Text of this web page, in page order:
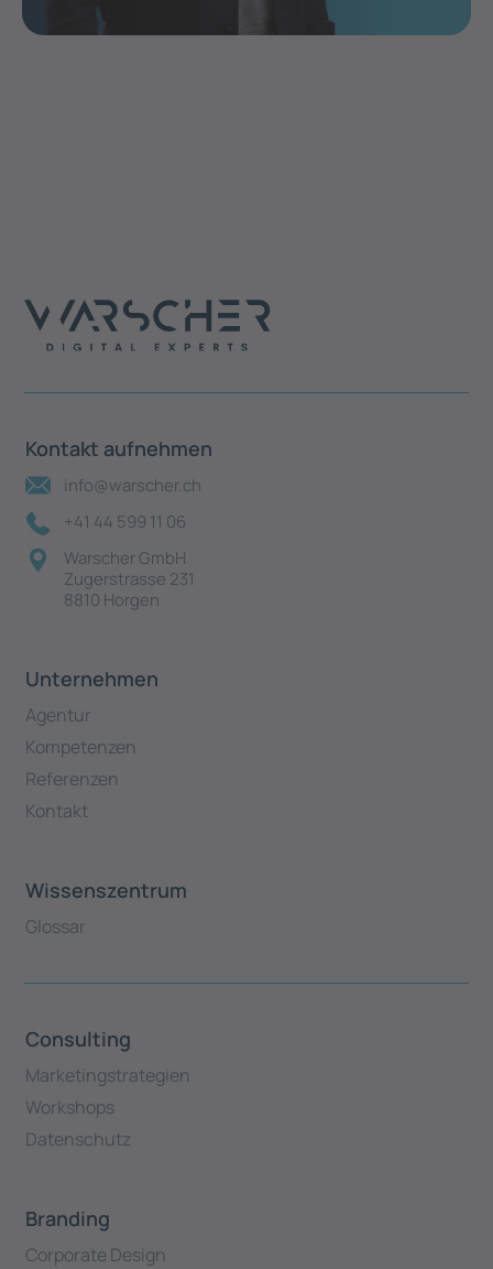
Kontakt aufnehmen
info@warscher.ch
+41 44 599 11 06
Warscher GmbH
Zugerstrasse 231
8810 Horgen
Unternehmen
Agentur
Kompetenzen
Referenzen
Kontakt
Wissenszentrum
Glossar
Consulting
Marketingstrategien
Workshops
Datenschutz
Branding
Corporate Design